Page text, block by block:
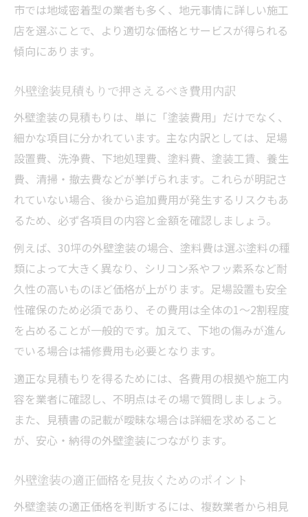
市では地域密着型の業者も多く、地元事情に詳しい施工
店を選ぶことで、より適切な価格とサービスが得られる
傾向にあります。
外壁塗装見積もりで押さえるべき費用内訳
外壁塗装の見積もりは、単に「塗装費用」だけでなく、
細かな項目に分かれています。主な内訳としては、足場
設置費、洗浄費、下地処理費、塗料費、塗装工賃、養生
費、清掃・撤去費などが挙げられます。これらが明記さ
れていない場合、後から追加費用が発生するリスクもあ
るため、必ず各項目の内容と金額を確認しましょう。
例えば、30坪の外壁塗装の場合、塗料費は選ぶ塗料の種
類によって大きく異なり、シリコン系やフッ素系など耐
久性の高いものほど価格が上がります。足場設置も安全
性確保のため必須であり、その費用は全体の1〜2割程度
を占めることが一般的です。加えて、下地の傷みが進ん
でいる場合は補修費用も必要となります。
適正な見積もりを得るためには、各費用の根拠や施工内
容を業者に確認し、不明点はその場で質問しましょう。
また、見積書の記載が曖昧な場合は詳細を求めること
が、安心・納得の外壁塗装につながります。
外壁塗装の適正価格を見抜くためのポイント
外壁塗装の適正価格を判断するには、複数業者から相見